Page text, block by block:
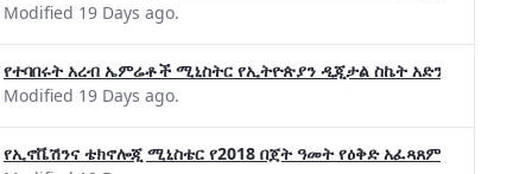
Modified 19 Days ago.
የተባበሩት አረብ ኤምሬቶች ሚኒስትር የኢትዮጵያን ዲጂታል ስኬት አድንቀዋል
Modified 19 Days ago.
የኢኖቬሽንና ቴክኖሎጂ ሚኒስቴር የ2018 በጀት ዓመት የዕቅድ አፈጻጸምና የቀጣይ